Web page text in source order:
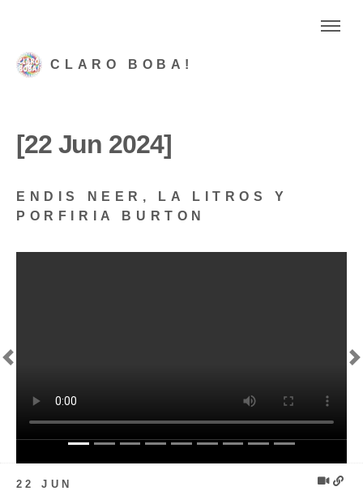
CLARO BOBA!
[22 Jun 2024]
ENDIS NEER, LA LITROS Y
PORFIRIA BURTON
Previous
22 JUN